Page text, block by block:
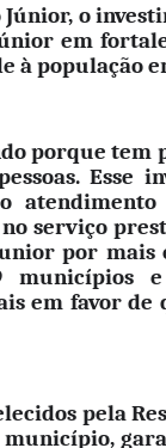
o
em
à população
porque
Esse
serviço
por
municípios
em favor de
pela